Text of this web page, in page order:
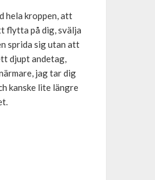
hela kroppen, att
flytta på dig, svälja
sprida sig utan att
djupt andetag,
jag tar dig
kanske lite längre